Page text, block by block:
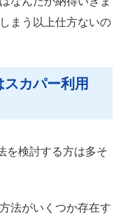
まう以上仕方ないの
カパー利用
を検討する方は多そ
法がいくつか存在す